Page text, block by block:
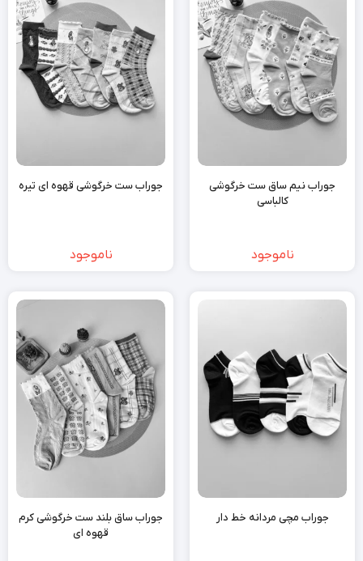
جوراب نیم ساق ست خرگوشی
کالباسی
ناموجود
جوراب ست خرگوشی قهوه ای تیره
ناموجود
جوراب مچی مردانه خط دار
جوراب ساق بلند ست خرگوشی کرم
قهوه ای